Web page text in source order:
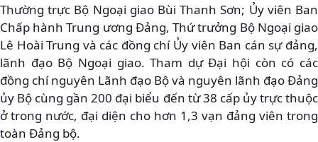
Thường trực Bộ Ngoại giao Bùi Thanh Sơn; Ủy viên Ban
Chấp hành Trung ương Đảng, Thứ trưởng Bộ Ngoại giao
Lê Hoài Trung và các đồng chí Ủy viên Ban cán sự đảng,
lãnh đạo Bộ Ngoại giao. Tham dự Đại hội còn có các
đồng chí nguyên Lãnh đạo Bộ và nguyên lãnh đạo Đảng
ủy Bộ cùng gần 200 đại biểu đến từ 38 cấp ủy trực thuộc
ở trong nước, đại diện cho hơn 1,3 vạn đảng viên trong
toàn Đảng bộ.